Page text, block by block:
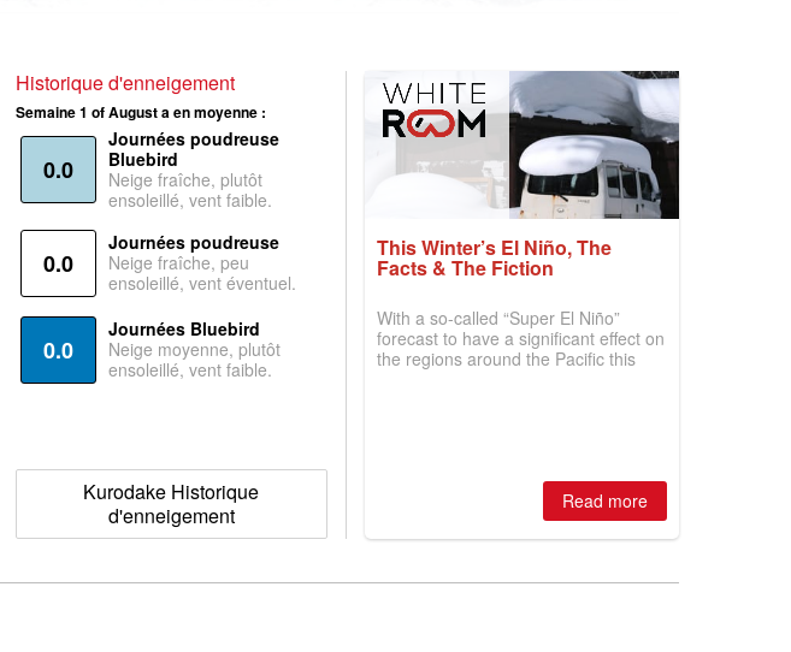
Historique d'enneigement
Semaine 1 of August a en moyenne :
0.0
Journées poudreuse
Bluebird
Neige fraîche, plutôt
ensoleillé, vent faible.
0.0
Journées poudreuse
Neige fraîche, peu
ensoleillé, vent éventuel.
0.0
Journées Bluebird
Neige moyenne, plutôt
ensoleillé, vent faible.
Kurodake Historique
d'enneigement
This Winter’s El Niño, The
Facts & The Fiction
With a so-called “Super El Niño”
forecast to have a significant effect on
the regions around the Pacific this
Read more